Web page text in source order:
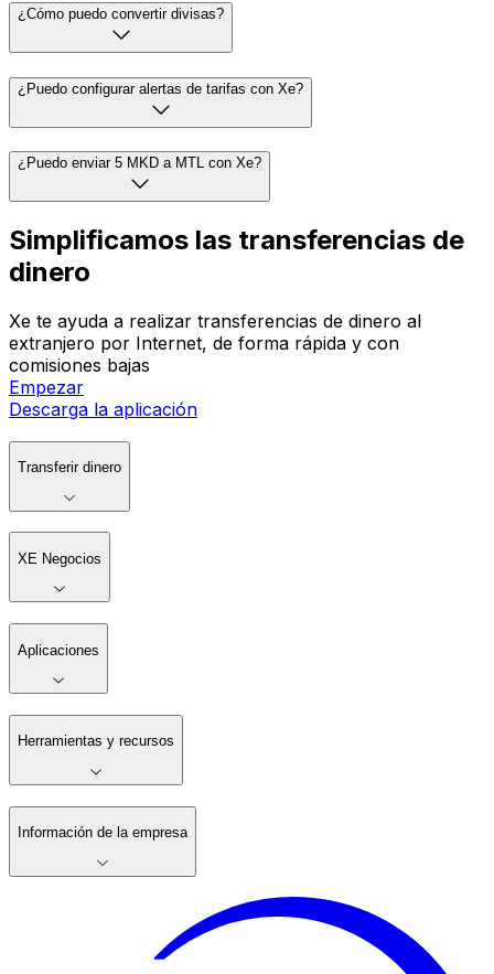
¿Cómo puedo convertir divisas?
¿Puedo configurar alertas de tarifas con Xe?
¿Puedo enviar 5 MKD a MTL con Xe?
Simplificamos las transferencias de
dinero
Xe te ayuda a realizar transferencias de dinero al
extranjero por Internet, de forma rápida y con
comisiones bajas
Empezar
Descarga la aplicación
Transferir dinero
XE Negocios
Aplicaciones
Herramientas y recursos
Información de la empresa